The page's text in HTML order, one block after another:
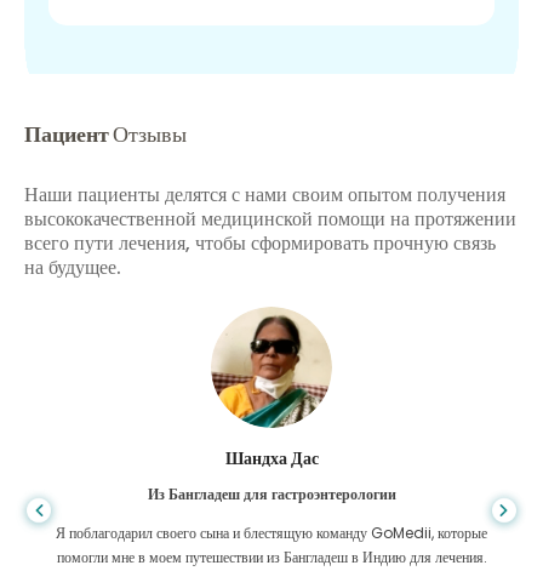
ПациентОтзывы
Наши пациенты делятся с нами своим опытом получения
высококачественной медицинской помощи на протяжении
всего пути лечения, чтобы сформировать прочную связь
на будущее.
Шандха Дас
Из Бангладеш для гастроэнтерологии
Я поблагодарил своего сына и блестящую команду GoMedii, которые
помогли мне в моем путешествии из Бангладеш в Индию для лечения.